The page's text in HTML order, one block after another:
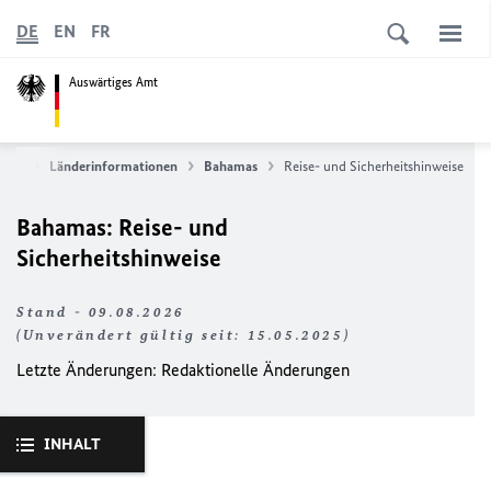
Auswärtiges Amt
DE EN FR
Länderinformationen Bahamas Reise- und Sicherheitshinweise
Bahamas: Reise- und
Sicherheitshinweise
Stand - 09.08.2026
(Unverändert gültig seit: 15.05.2025)
Letzte Änderungen: Redaktionelle Änderungen
INHALT